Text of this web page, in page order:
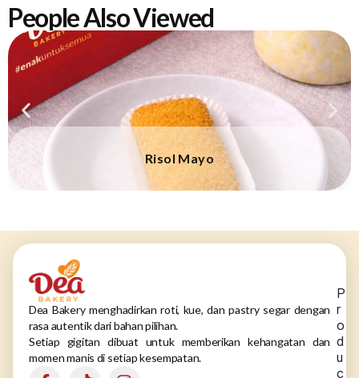
People Also Viewed
Risol Mayo
Dea Bakery menghadirkan roti, kue, dan pastry segar dengan
rasa autentik dari bahan pilihan.
Setiap gigitan dibuat untuk memberikan kehangatan dan
momen manis di setiap kesempatan.
P
r
o
d
u
c